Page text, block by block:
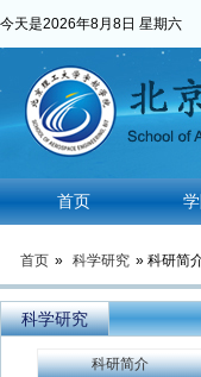
今天是2026年8月8日 星期六
首页
首页 » 科学研究 » 科研简
科学研究
科研简介